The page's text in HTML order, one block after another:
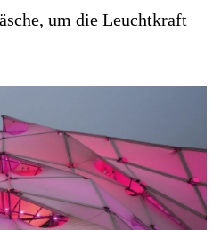
um die Leuchtkraft